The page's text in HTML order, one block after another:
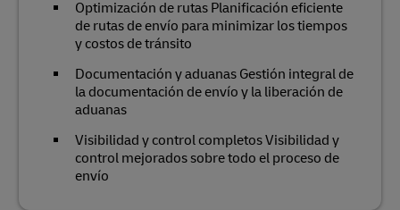
Optimización de rutas Planificación eficiente
de rutas de envío para minimizar los tiempos
y costos de tránsito
Documentación y aduanas Gestión integral de
la documentación de envío y la liberación de
aduanas
Visibilidad y control completos Visibilidad y
control mejorados sobre todo el proceso de
envío